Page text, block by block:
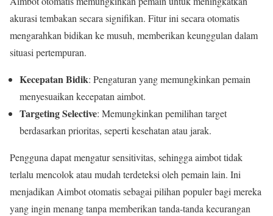
akurasi tembakan secara signifikan. Fitur ini secara otomatis
mengarahkan bidikan ke musuh, memberikan keunggulan dalam
situasi pertempuran.
Kecepatan Bidik: Pengaturan yang memungkinkan pemain
menyesuaikan kecepatan aimbot.
Targeting Selective: Memungkinkan pemilihan target
berdasarkan prioritas, seperti kesehatan atau jarak.
Pengguna dapat mengatur sensitivitas, sehingga aimbot tidak
terlalu mencolok atau mudah terdeteksi oleh pemain lain. Ini
menjadikan Aimbot otomatis sebagai pilihan populer bagi mereka
yang ingin menang tanpa memberikan tanda-tanda kecurangan